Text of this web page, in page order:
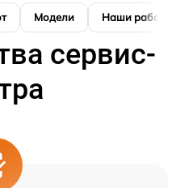
Модели Наши работы
сервис-